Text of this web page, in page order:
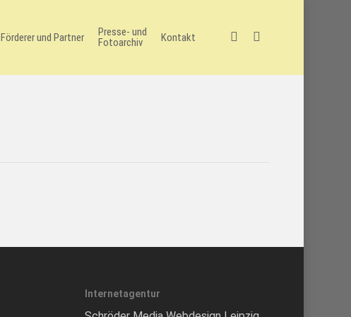
Förderer und Partner
Presse- und
Fotoarchiv
Kontakt facebookinstagram
Internetagentur